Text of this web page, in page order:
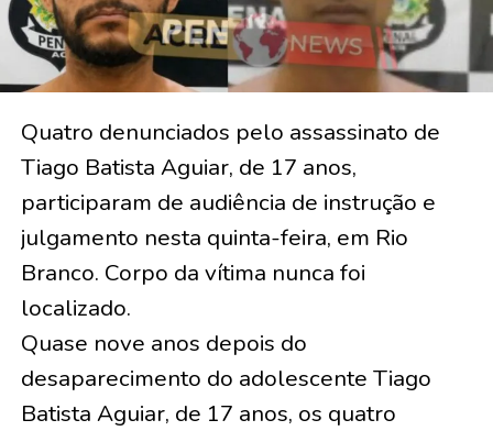
Quatro denunciados pelo assassinato de
Tiago Batista Aguiar, de 17 anos,
participaram de audiência de instrução e
julgamento nesta quinta-feira, em Rio
Branco. Corpo da vítima nunca foi
localizado.
Quase nove anos depois do
desaparecimento do adolescente Tiago
Batista Aguiar, de 17 anos, os quatro